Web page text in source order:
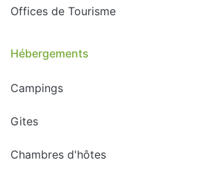
Offices de Tourisme
Hébergements
Campings
Gites
Chambres d'hôtes